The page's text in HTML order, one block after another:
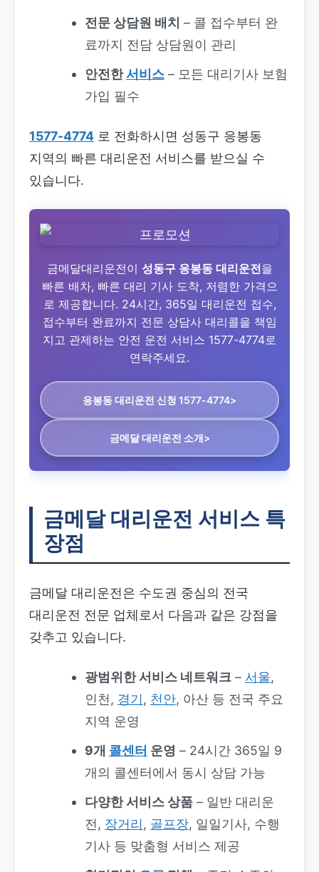
전문 상담원 배치 – 콜 접수부터 완
료까지 전담 상담원이 관리
안전한서비스– 모든 대리기사 보험
가입 필수
1577-4774 로 전화하시면 성동구 응봉동
지역의 빠른 대리운전 서비스를 받으실 수
있습니다.
금메달대리운전이 성동구 응봉동 대리운전을
빠른 배차, 빠른 대리 기사 도착, 저렴한 가격으
로 제공합니다. 24시간, 365일 대리운전 접수,
접수부터 완료까지 전문 상담사 대리콜을 책임
지고 관제하는 안전 운전 서비스 1577-4774로
연락주세요.
응봉동 대리운전 신청 1577-4774>
금메달 대리운전 소개>
금메달 대리운전 서비스 특
장점
금메달 대리운전은 수도권 중심의 전국
대리운전 전문 업체로서 다음과 같은 강점을
갖추고 있습니다.
광범위한 서비스 네트워크– 서울,
인천, 경기 , 천안, 아산 등 전국 주요
지역 운영
9개 콜센터 운영 – 24시간 365일 9
개의 콜센터에서 동시 상담 가능
다양한 서비스 상품– 일반 대리운
전, 장거리 , 골프장, 일일기사, 수행
기사 등 맞춤형 서비스 제공